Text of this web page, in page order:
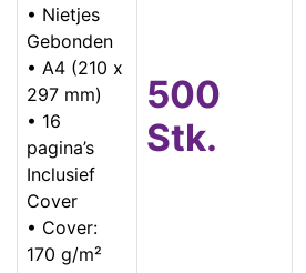
• Nietjes
Gebonden
• A4 (210 x
297 mm)
• 16
pagina’s
Inclusief
Cover
• Cover:
170 g/m²
500
Stk.